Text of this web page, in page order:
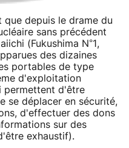
que depuis le drame du
sans précédent
(Fukushima N°1,
des dizaines
portables de type
d'exploitation
permettent d'être
se déplacer en sécurité,
d'effectuer des dons
sur des
exhaustif).